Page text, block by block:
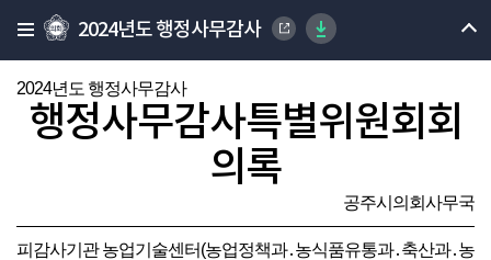
2024년도 행정사무감사
2024년도 행정사무감사
행정사무감사특별위원회회
의록
공주시의회사무국
피감사기관 농업기술센터(농업정책과․농식품유통과․축산과․농